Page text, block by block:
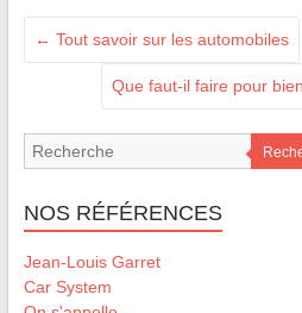
← Tout savoir sur les automobiles
Que faut-il faire pour
NOS RÉFÉRENCES
Jean-Louis Garret
Car System